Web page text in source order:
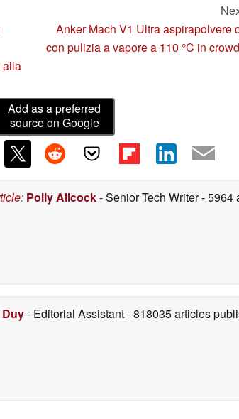
alla
Anker Mach V1 Ultra aspirapolvere
con pulizia a vapore a 110 °C in
Add as a preferred
source on Google
: Polly Allcock- Senior Tech Writer- 5964
- Editorial Assistant- 818035 articles